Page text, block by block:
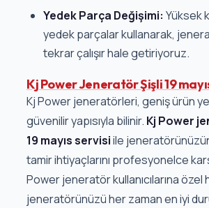
Yedek Parça Değişimi: Yüksek
yedek parçalar kullanarak,
tekrar çalışır hale getiriyoruz.
Kj Power Jeneratör Şişli 19
Kj Power jeneratörleri, geniş ürün
güvenilir yapısıyla bilinir. Kj Power
19 mayıs servisiile
tamir ihtiyaçlarını profesyonelce
Power jeneratör kullanıcılarına
jeneratörünüzü her zaman en iyi